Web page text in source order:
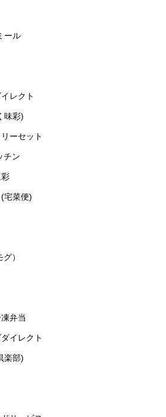
ール
レクト
味彩)
ーセット
チン
宅菜便)
）
弁当
イレクト
楽部)